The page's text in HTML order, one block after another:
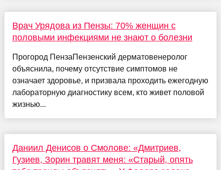
Врач Урядова из Пензы: 70% женщин с
половыми инфекциями не знают о болезни
Прогород ПензаПензенский дерматовенеролог
объяснила, почему отсутствие симптомов не
означает здоровье, и призвала проходить ежегодную
лабораторную диагностику всем, кто живет половой
жизнью...
Даниил Денисов о Смолове: «Дмитриев,
Гузиев, Зорин травят меня: «Старый, опять